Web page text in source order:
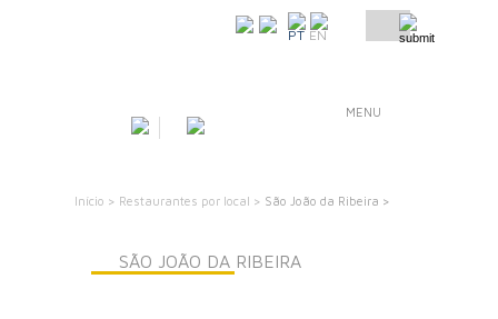
PT EN
MENU
Início > Restaurantes por local > São João da Ribeira >
SÃO JOÃO DA RIBEIRA